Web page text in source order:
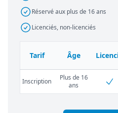
Réservé aux plus de 16 ans
Licenciés, non-licenciés
Tarif Âge
Inscription
Plus de 16
ans